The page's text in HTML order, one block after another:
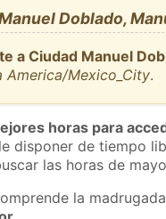
Doblado,
a Ciudad Manuel
America/Mexico_City.
horas para
disponer de tiempo
las horas de
la